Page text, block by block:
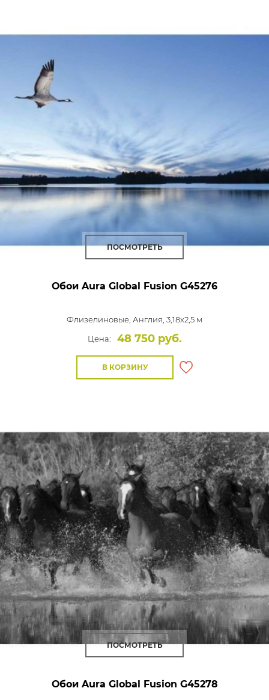
ПОСМОТРЕТЬ
Обои Aura Global Fusion G45276
Флизелиновые, Англия, 3,18x2,5 м
Цена:
48 750 руб.
В КОРЗИНУ
ПОСМОТРЕТЬ
Обои Aura Global Fusion G45278